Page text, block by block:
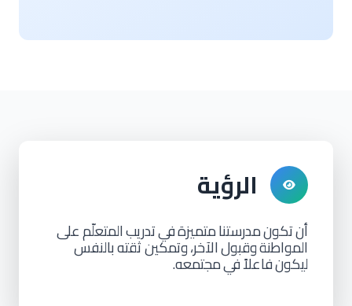
الرؤية
أنتكونمدرستنامتميزةفي تدريبالمتعلّمعلى
المواطنةوقبولالآخر،وتمكين ثقتهبالنفس
ليكونفاعلاًفيمجتمعه.